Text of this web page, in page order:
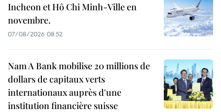
Incheon et Hô Chi Minh-Ville en
novembre.
07/08/2026 08:52
Nam A Bank mobilise 20 millions de
dollars de capitaux verts
internationaux auprès d'une
institution financière suisse